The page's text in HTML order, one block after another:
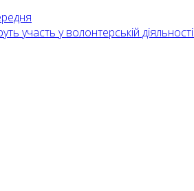
участь у волонтерській діяльності